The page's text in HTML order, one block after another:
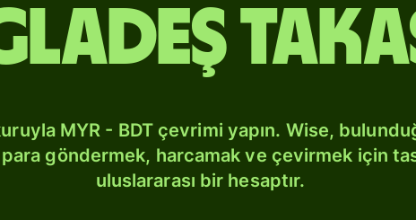
MYR - BDT çevrimi yapın. Wise,
göndermek, harcamak ve çevirmek için
uluslararası bir hesaptır.